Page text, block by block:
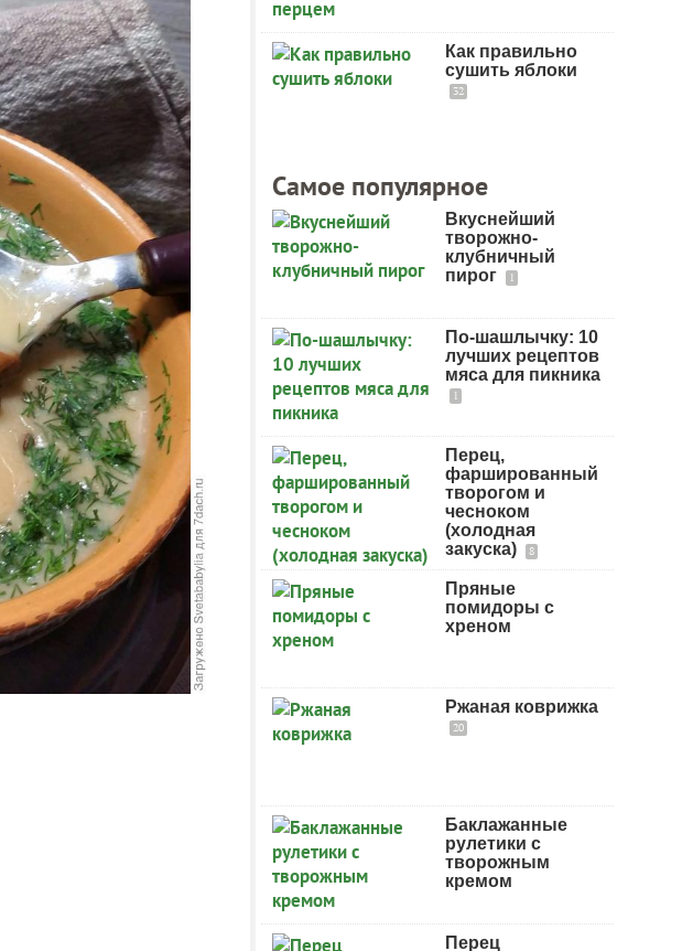
Как правильно
сушить яблоки
32
Самое популярное
Вкуснейший
творожно-
клубничный
пирог
1
По-шашлычку: 10
лучших рецептов
мяса для пикника
1
Перец,
фаршированный
творогом и
чесноком
(холодная
закуска)
8
Пряные
помидоры с
хреном
Ржаная коврижка
20
Баклажанные
рулетики с
творожным
кремом
Перец